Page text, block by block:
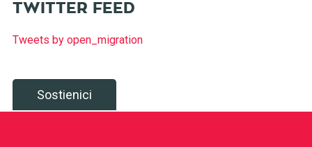
TWITTER FEED
Tweets by open_migration
Sostienici